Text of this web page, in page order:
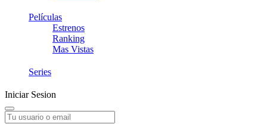
Películas
Estrenos
Ranking
Mas Vistas
Series
Iniciar Sesion